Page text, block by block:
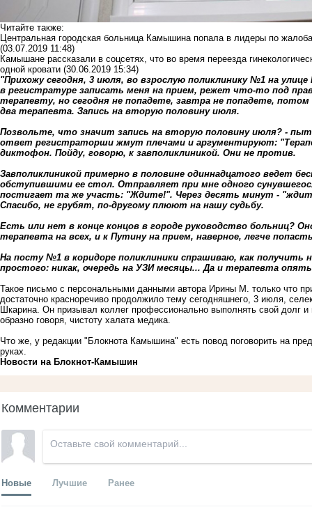
Читайте также:
Центральная городская больница Камышина попала в лидеры по
(03.07.2019 11:48)
Камышане рассказали в соцсетях, что во время переезда
одной кровати (30.06.2019 15:34)
"Прихожу сегодня, 3 июля, во взрослую поликлинику №1 на
в регистратуре записать меня на прием, режет что-то под
терапевту, но сегодня не попадете, завтра не попадете,
два терапевта. Запись на вторую половину июля.
Позвольте, что значит запись на вторую половину июля? -
ответ регистраторши жмут плечами и аргументируют:
диктофон. Пойду, говорю, к завполиклиникой. Они не против.
Завполиклиникой примерно в половине одиннадцатого ведет
обступившими ее стол. Отправляет при мне одного
постигает та же участь: "Ждите!". Через десять минут -
Спасибо, не грубят, по-другому плюют на нашу судьбу.
Есть или нет в конце концов в городе руководство больниц?
терапевта на всех, и к Путину на прием, наверное, легче
На посту №1 в коридоре поликлиники спрашиваю, как
простого: никак, очередь на УЗИ месяцы... Да и терапевта
Такое письмо с персональными данными автора Ирины М. только что
достаточно красноречиво продолжило тему сегодняшнего, 3 июля,
Шкарина. Он призывал коллег профессионально выполнять свой долг и
образно говоря, чистоту халата медика.
Что же, у редакции "Блокнота Камышина" есть повод поговорить на
руках.
Новости на Блoкнoт-Камышин
Комментарии
Новые Лучшие Ранее